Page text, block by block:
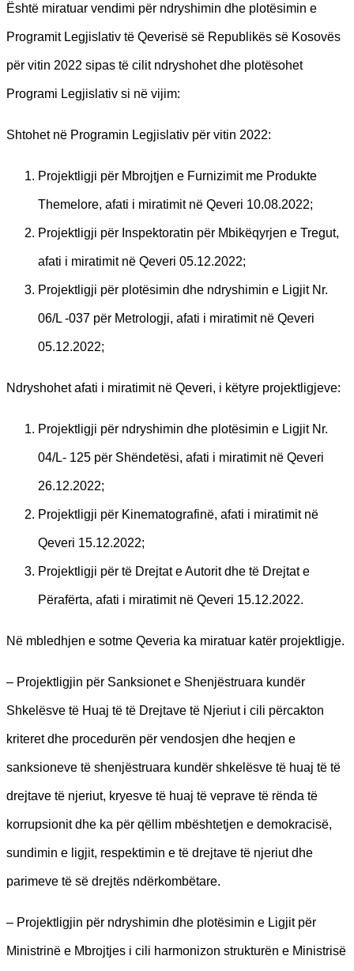
Është miratuar vendimi për ndryshimin dhe plotësimin e
Programit Legjislativ të Qeverisë së Republikës së Kosovës
për vitin 2022 sipas të cilit ndryshohet dhe plotësohet
Programi Legjislativ si në vijim:
Shtohet në Programin Legjislativ për vitin 2022:
Projektligji për Mbrojtjen e Furnizimit me Produkte
Themelore, afati i miratimit në Qeveri 10.08.2022;
Projektligji për Inspektoratin për Mbikëqyrjen e Tregut,
afati i miratimit në Qeveri 05.12.2022;
Projektligji për plotësimin dhe ndryshimin e Ligjit Nr.
06/L -037 për Metrologji, afati i miratimit në Qeveri
05.12.2022;
Ndryshohet afati i miratimit në Qeveri, i këtyre projektligjeve:
Projektligji për ndryshimin dhe plotësimin e Ligjit Nr.
04/L- 125 për Shëndetësi, afati i miratimit në Qeveri
26.12.2022;
Projektligji për Kinematografinë, afati i miratimit në
Qeveri 15.12.2022;
Projektligji për të Drejtat e Autorit dhe të Drejtat e
Përafërta, afati i miratimit në Qeveri 15.12.2022.
Në mbledhjen e sotme Qeveria ka miratuar katër projektligje.
– Projektligjin për Sanksionet e Shenjëstruara kundër
Shkelësve të Huaj të të Drejtave të Njeriut i cili përcakton
kriteret dhe procedurën për vendosjen dhe heqjen e
sanksioneve të shenjëstruara kundër shkelësve të huaj të të
drejtave të njeriut, kryesve të huaj të veprave të rënda të
korrupsionit dhe ka për qëllim mbështetjen e demokracisë,
sundimin e ligjit, respektimin e të drejtave të njeriut dhe
parimeve të së drejtës ndërkombëtare.
– Projektligjin për ndryshimin dhe plotësimin e Ligjit për
Ministrinë e Mbrojtjes i cili harmonizon strukturën e Ministrisë